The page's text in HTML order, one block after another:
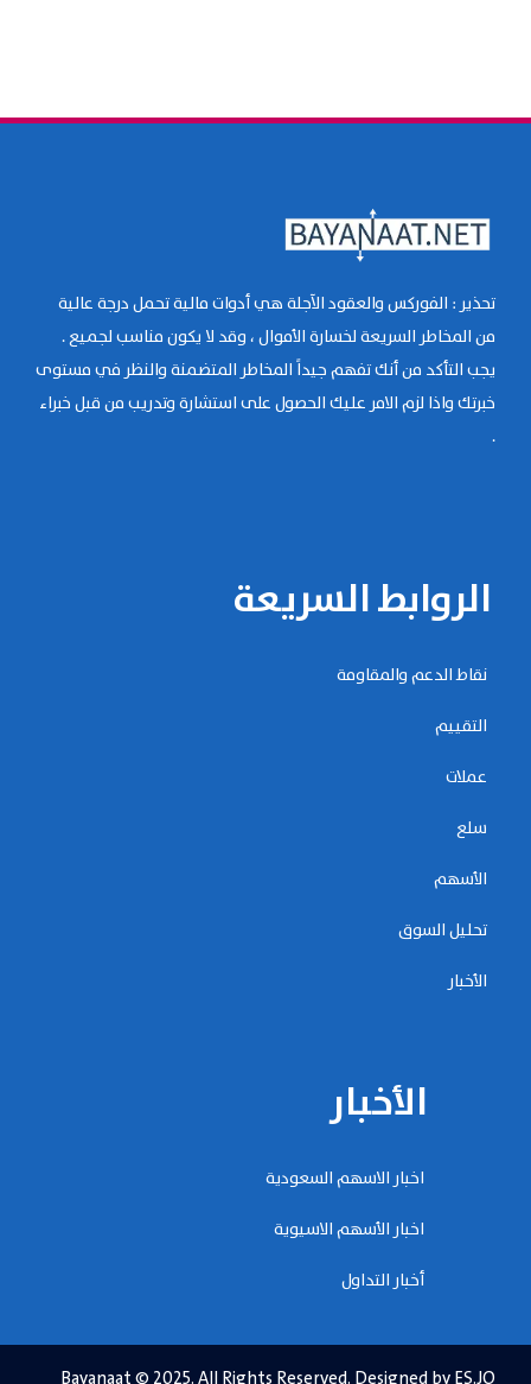
تحذير : الفوركس والعقود الآجلة هي أدوات مالية تحمل درجة عالية
من المخاطر السريعة لخسارة الأموال ، وقد لا يكون مناسب لجميع .
يجب التأكد من أنك تفهم جيداً المخاطر المتضمنة والنظر في مستوى
خبرتك واذا لزم الامر عليك الحصول على استشارة وتدريب من قبل خبراء
.
الروابط السريعة
نقاط الدعم والمقاومة
التقييم
عملات
سلع
الأسهم
تحليل السوق
الأخبار
الأخبار
اخبار الاسهم السعودية
اخبار الأسهم الاسيوية
أخبار التداول